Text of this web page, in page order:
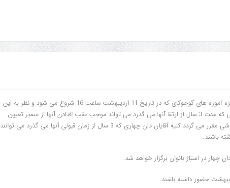
با توجه به اهمیت جلسه ویژه آموزه های گوجوکای که در تاریخ 11 اردیبهشت ساعت 16 شروع می شود و نظر به این
که عدم حضور دان چهارهایی که مدت 3 سال از ارتقا آنها می گذرد می تواند موجب عقب افتادن آنها از مسیر تعیین
شده گردد، با نظر موافق کیوشی مقرر می گردد کلیه آقایان دان چهاری که 3 سال از زمان قبولی آنها می گذرد می توانند
باشند.
چهار در استاژ بانوان برگزار خواهد شد.
سمینار فنی و آزمون دان افزایش جوایز قهرمانی